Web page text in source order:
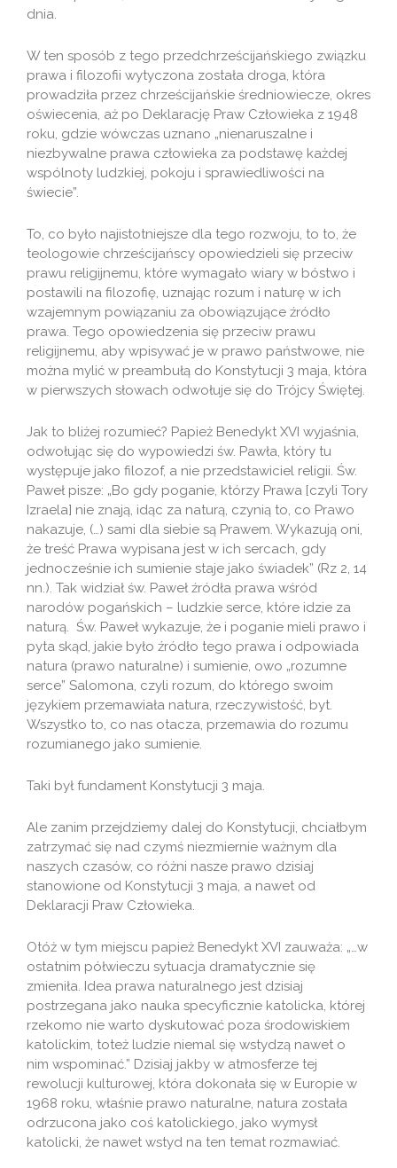
dnia.
W ten sposób z tego przedchrześcijańskiego związku
prawa i filozofii wytyczona została droga, która
prowadziła przez chrześcijańskie średniowiecze, okres
oświecenia, aż po Deklarację Praw Człowieka z 1948
roku, gdzie wówczas uznano „nienaruszalne i
niezbywalne prawa człowieka za podstawę każdej
wspólnoty ludzkiej, pokoju i sprawiedliwości na
świecie”.
To, co było najistotniejsze dla tego rozwoju, to to, że
teologowie chrześcijańscy opowiedzieli się przeciw
prawu religijnemu, które wymagało wiary w bóstwo i
postawili na filozofię, uznając rozum i naturę w ich
wzajemnym powiązaniu za obowiązujące źródło
prawa. Tego opowiedzenia się przeciw prawu
religijnemu, aby wpisywać je w prawo państwowe, nie
można mylić w preambułą do Konstytucji 3 maja, która
w pierwszych słowach odwołuje się do Trójcy Świętej.
Jak to bliżej rozumieć? Papież Benedykt XVI wyjaśnia,
odwołując się do wypowiedzi św. Pawła, który tu
występuje jako filozof, a nie przedstawiciel religii. Św.
Paweł pisze: „Bo gdy poganie, którzy Prawa [czyli Tory
Izraela] nie znają, idąc za naturą, czynią to, co Prawo
nakazuje, (…) sami dla siebie są Prawem. Wykazują oni,
że treść Prawa wypisana jest w ich sercach, gdy
jednocześnie ich sumienie staje jako świadek” (Rz 2, 14
nn.). Tak widział św. Paweł źródła prawa wśród
narodów pogańskich – ludzkie serce, które idzie za
naturą. Św. Paweł wykazuje, że i poganie mieli prawo i
pyta skąd, jakie było źródło tego prawa i odpowiada
natura (prawo naturalne) i sumienie, owo „rozumne
serce” Salomona, czyli rozum, do którego swoim
językiem przemawiała natura, rzeczywistość, byt.
Wszystko to, co nas otacza, przemawia do rozumu
rozumianego jako sumienie.
Taki był fundament Konstytucji 3 maja.
Ale zanim przejdziemy dalej do Konstytucji, chciałbym
zatrzymać się nad czymś niezmiernie ważnym dla
naszych czasów, co różni nasze prawo dzisiaj
stanowione od Konstytucji 3 maja, a nawet od
Deklaracji Praw Człowieka.
Otóż w tym miejscu papież Benedykt XVI zauważa: „…w
ostatnim półwieczu sytuacja dramatycznie się
zmieniła. Idea prawa naturalnego jest dzisiaj
postrzegana jako nauka specyficznie katolicka, której
rzekomo nie warto dyskutować poza środowiskiem
katolickim, toteż ludzie niemal się wstydzą nawet o
nim wspominać.” Dzisiaj jakby w atmosferze tej
rewolucji kulturowej, która dokonała się w Europie w
1968 roku, właśnie prawo naturalne, natura została
odrzucona jako coś katolickiego, jako wymysł
katolicki, że nawet wstyd na ten temat rozmawiać.